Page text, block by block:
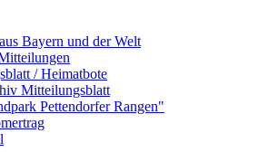
Bayern und der Welt
/ Heimatbote
Mitteilungsblatt
Pettendorfer Rangen"